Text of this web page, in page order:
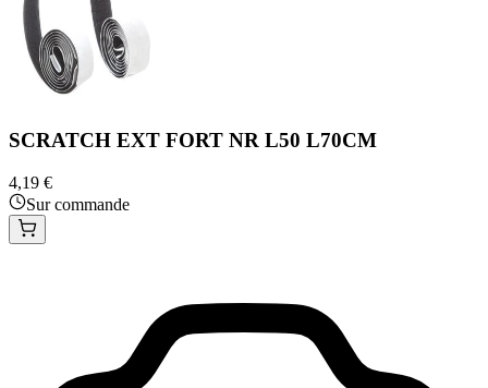
SCRATCH EXT FORT NR L50 L70CM
4,19 €
Sur commande